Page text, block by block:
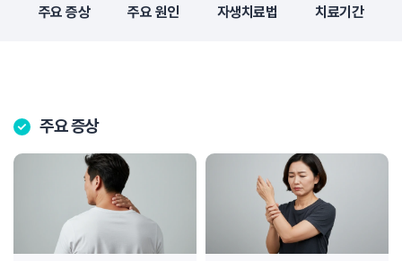
주요 증상 주요 원인 자생치료법 치료기간
주요 증상